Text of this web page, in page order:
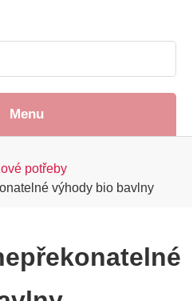
Menu
potřeby
výhody bio bavlny